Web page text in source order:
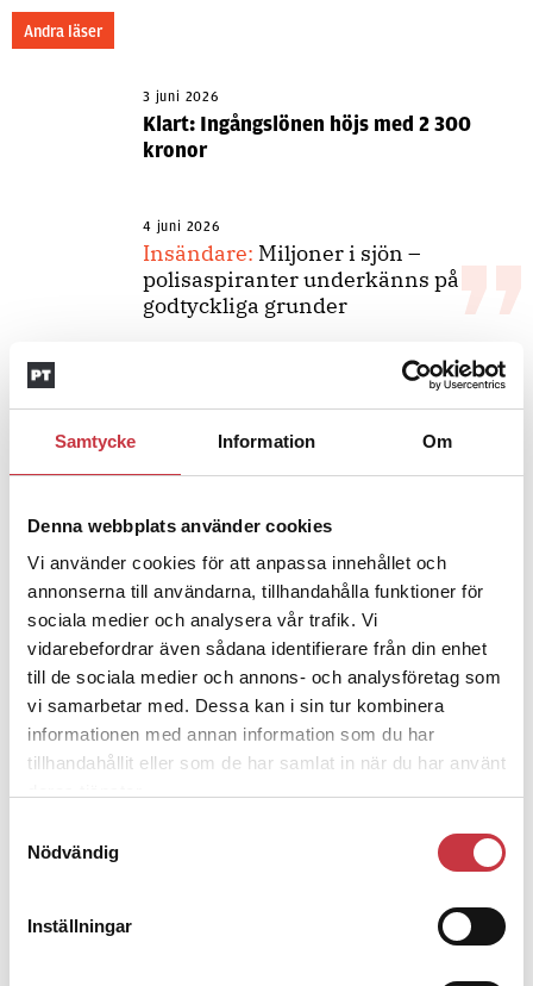
Samtycke Information Om
Denna webbplats använder cookies
Vi använder cookies för att anpassa innehållet och
annonserna till användarna, tillhandahålla funktioner för
sociala medier och analysera vår trafik. Vi
vidarebefordrar även sådana identifierare från din enhet
till de sociala medier och annons- och analysföretag som
vi samarbetar med. Dessa kan i sin tur kombinera
informationen med annan information som du har
tillhandahållit eller som de har samlat in när du har använt
Nödvändig
Inställningar
Andra läser
3 juni 2026
Klart: Ingångslönen höjs med 2 300
kronor
4 juni 2026
Insändare: Miljoner i sjön –
polisaspiranter underkänns på
godtyckliga grunder
– nu ska han lära sig grunderna
4 juni 2026
Polisregionen erkänner fel: ”Kommer
att rättas till”
Debatt